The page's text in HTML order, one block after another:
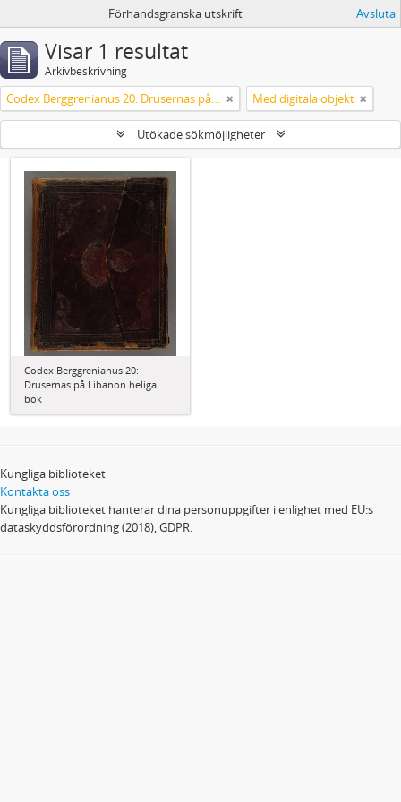
Förhandsgranska utskrift Avsluta
Visar 1 resultat
Arkivbeskrivning
Codex Berggrenianus 20: Drusernas på Libanon heliga bok Med digitala objekt
Utökade sökmöjligheter
Codex Berggrenianus 20:
Drusernas på Libanon heliga
bok
Kungliga biblioteket
Kontakta oss
Kungliga biblioteket hanterar dina personuppgifter i enlighet med EU:s
dataskyddsförordning (2018), GDPR.